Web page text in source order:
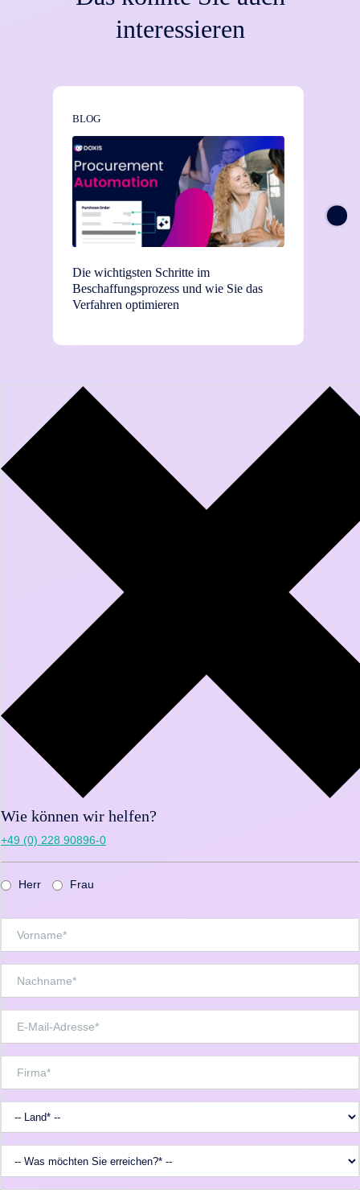
interessieren
BLOG
Die wichtigsten Schritte im
Beschaffungsprozess und wie Sie das
Verfahren optimieren
Wie können wir helfen?
+49 (0) 228 90896-0
Herr Frau